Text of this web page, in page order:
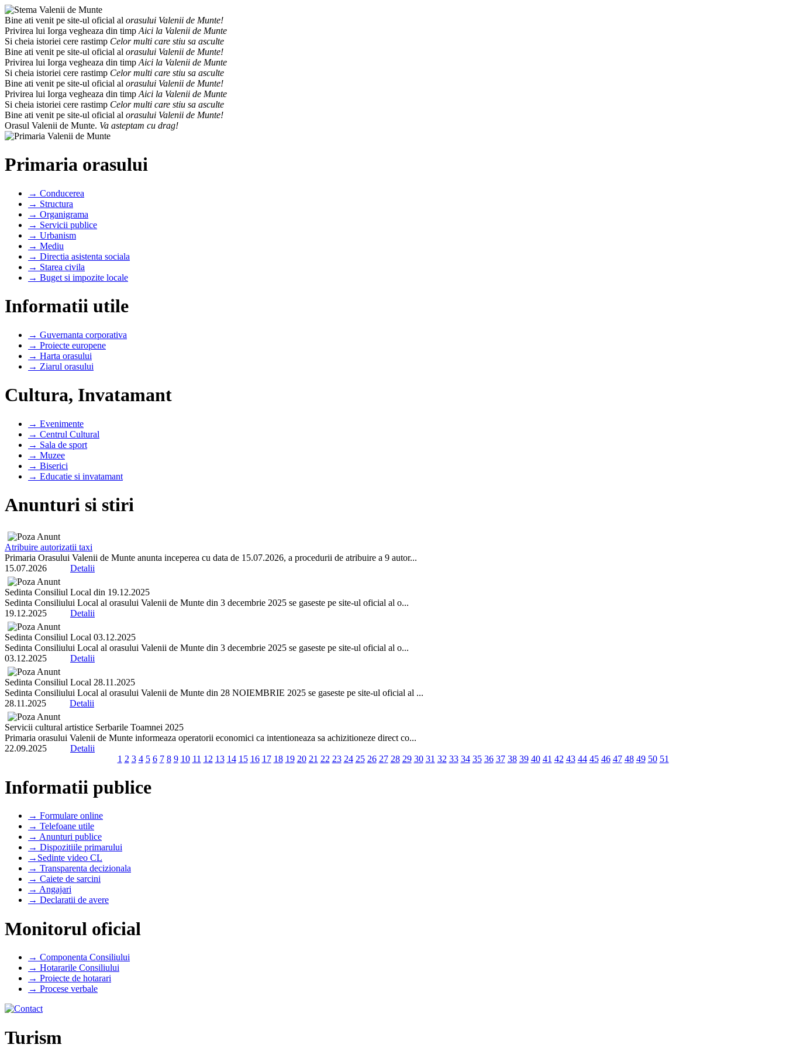
Bine ati venit pe site-ul oficial al orasului Valenii de Munte!
Privirea lui Iorga vegheaza din timp Aici la Valenii de Munte
Si cheia istoriei cere rastimp Celor multi care stiu sa asculte
Bine ati venit pe site-ul oficial al orasului Valenii de Munte!
Privirea lui Iorga vegheaza din timp Aici la Valenii de Munte
Si cheia istoriei cere rastimp Celor multi care stiu sa asculte
Bine ati venit pe site-ul oficial al orasului Valenii de Munte!
Privirea lui Iorga vegheaza din timp Aici la Valenii de Munte
Si cheia istoriei cere rastimp Celor multi care stiu sa asculte
Bine ati venit pe site-ul oficial al orasului Valenii de Munte!
Orasul Valenii de Munte. Va asteptam cu drag!
Primaria orasului
→ Conducerea
→ Structura
→ Organigrama
→ Servicii publice
→ Urbanism
→ Mediu
→ Directia asistenta sociala
→ Starea civila
→ Buget si impozite locale
Informatii utile
→ Guvernanta corporativa
→ Proiecte europene
→ Harta orasului
→ Ziarul orasului
Cultura, Invatamant
→ Evenimente
→ Centrul Cultural
→ Sala de sport
→ Muzee
→ Biserici
→ Educatie si invatamant
Anunturi si stiri
Atribuire autorizatii taxi
Primaria Orasului Valenii de Munte anunta inceperea cu data de 15.07.2026, a procedurii de atribuire a 9 autor...
15.07.2026 Detalii
Sedinta Consiliul Local din 19.12.2025
Sedinta Consiliului Local al orasului Valenii de Munte din 3 decembrie 2025 se gaseste pe site-ul oficial al o...
19.12.2025 Detalii
Sedinta Consiliul Local 03.12.2025
Sedinta Consiliului Local al orasului Valenii de Munte din 3 decembrie 2025 se gaseste pe site-ul oficial al o...
03.12.2025 Detalii
Sedinta Consiliul Local 28.11.2025
Sedinta Consiliului Local al orasului Valenii de Munte din 28 NOIEMBRIE 2025 se gaseste pe site-ul oficial al ...
28.11.2025 Detalii
Servicii cultural artistice Serbarile Toamnei 2025
Primaria orasului Valenii de Munte informeaza operatorii economici ca intentioneaza sa achizitioneze direct co...
22.09.2025 Detalii
1 2 3 4 5 6 7 8 9 10 11 12 13 14 15 16 17 18 19 20 21 22 23 24 25 26 27 28 29 30 31 32 33 34 35 36 37 38 39 40 41 42 43 44 45 46 47 48 49 50 51
Informatii publice
→ Formulare online
→ Telefoane utile
→ Anunturi publice
→ Dispozitiile primarului
→Sedinte video CL
→ Transparenta decizionala
→ Caiete de sarcini
→ Angajari
→ Declaratii de avere
Monitorul oficial
→ Componenta Consiliului
→ Hotararile Consiliului
→ Proiecte de hotarari
→ Procese verbale
Turism